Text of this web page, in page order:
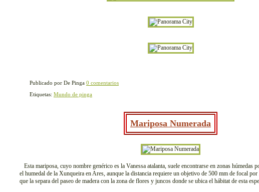
Publicado por De Pinga 0 comentarios
Etiquetas: Mundo de pinga
Mariposa Numerada
Esta mariposa, cuyo nombre genérico es la Vanessa atalanta, suele encontrarse en zonas húmedas
el humedal de la Xunqueira en Ares, aunque la distancia requiere un objetivo de 500 mm de focal
que la separa del paseo de madera con la zona de flores y juncos donde se ubica el hábitat de esta